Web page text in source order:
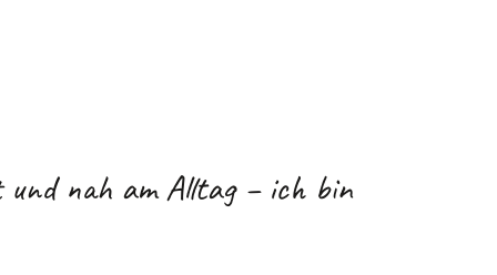
und nah am Alltag – ich bin